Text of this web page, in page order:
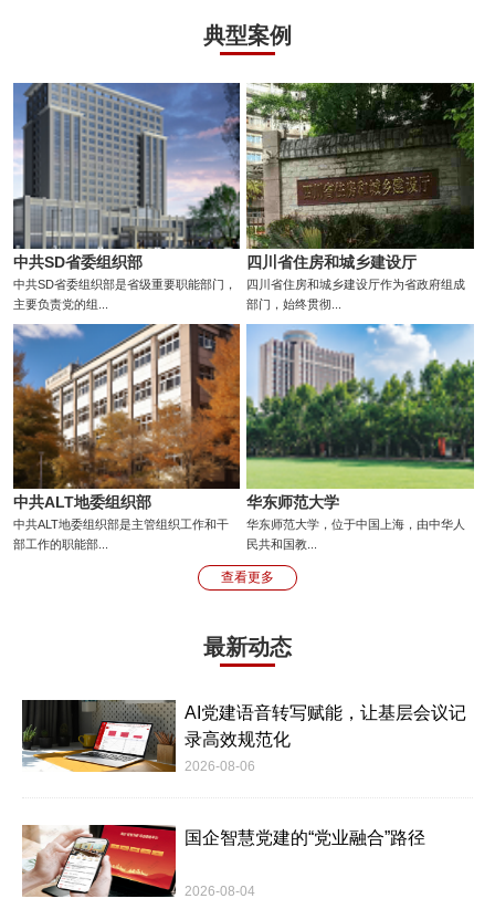
典型案例
中共SD省委组织部
中共SD省委组织部是省级重要职能部门，
主要负责党的组...
四川省住房和城乡建设厅
四川省住房和城乡建设厅作为省政府组成
部门，始终贯彻...
中共ALT地委组织部
中共ALT地委组织部是主管组织工作和干
部工作的职能部...
华东师范大学
华东师范大学，位于中国上海，由中华人
民共和国教...
查看更多
最新动态
AI党建语音转写赋能，让基层会议记
录高效规范化
2026-08-06
国企智慧党建的“党业融合”路径
2026-08-04